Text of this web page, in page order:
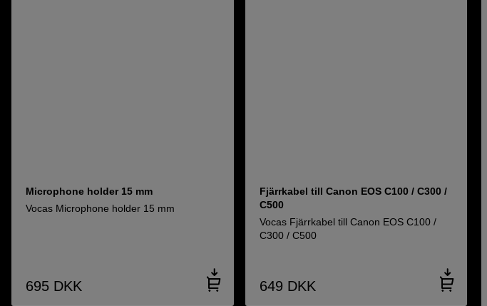
Microphone holder 15 mm
Vocas Microphone holder 15 mm
695 DKK
Fjärrkabel till Canon EOS C100 / C300 /
C500
Vocas Fjärrkabel till Canon EOS C100 /
C300 / C500
649 DKK